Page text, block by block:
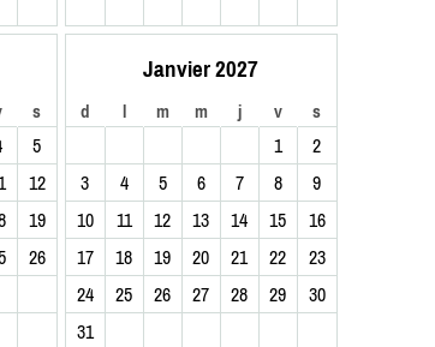
s
5
12
19
26
Janvier 2027
d l m m j v s
1
2
3
4 5 6 7 8
9
10
11 12 13 14 15
16
17
18 19 20 21 22
23
24
25 26 27 28 29
30
31